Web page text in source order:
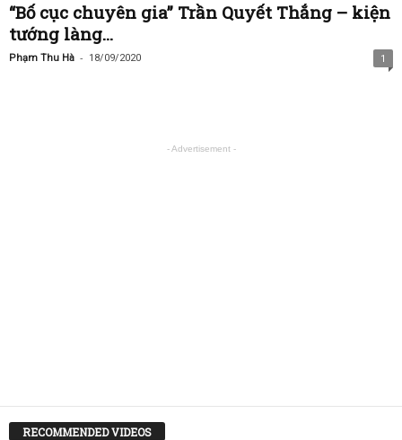
“Bố cục chuyên gia” Trần Quyết Thắng – kiện
tướng làng...
Phạm Thu Hà - 18/09/2020 1
- Advertisement -
RECOMMENDED VIDEOS